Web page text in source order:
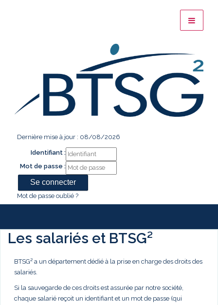
Dernière mise à jour : 08/08/2026
Identifiant :
Mot de passe :
Mot de passe oublié ?
Les salariés et BTSG²
BTSG² a un département dédié à la prise en charge des droits des
salariés.
Si la sauvegarde de ces droits est assurée par notre société,
chaque salarié reçoit un identifiant et un mot de passe (qui